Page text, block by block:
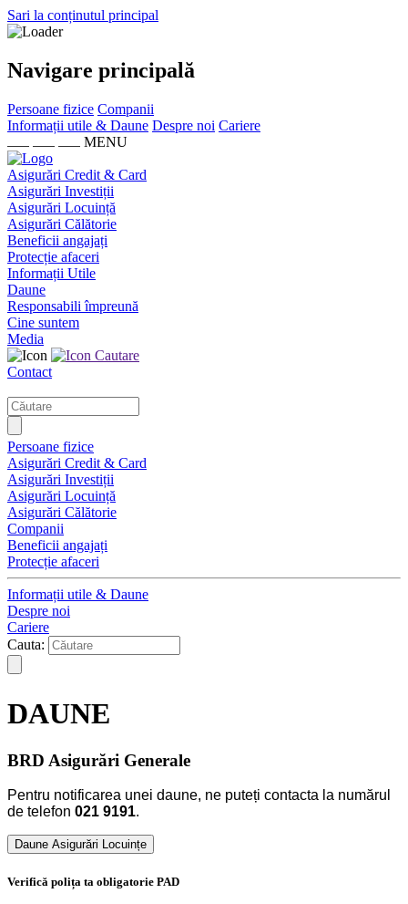
Sari la conținutul principal
Navigare principală
Persoane fizice Companii
Informații utile & Daune Despre noi Cariere
MENU
Asigurări Credit & Card
Asigurări Investiții
Asigurări Locuință
Asigurări Călătorie
Beneficii angajați
Protecție afaceri
Informații Utile
Daune
Responsabili împreună
Cine suntem
Media
Cautare
Contact
Persoane fizice
Asigurări Credit & Card
Asigurări Investiții
Asigurări Locuință
Asigurări Călătorie
Companii
Beneficii angajați
Protecție afaceri
Informații utile & Daune
Despre noi
Cariere
Cauta:
DAUNE
BRD Asigurări Generale
Pentru notificarea unei daune, ne puteți contacta la numărul
de telefon 021 9191.
Daune Asigurări Locuințe
Verifică polița ta obligatorie PAD